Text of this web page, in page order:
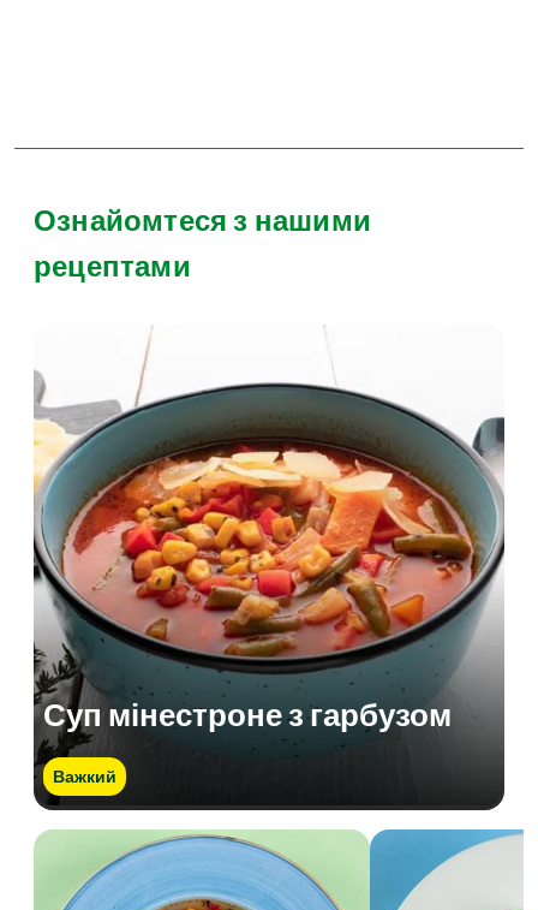
Ознайомтеся з нашими
рецептами
Суп мінестроне з гарбузом
Важкий